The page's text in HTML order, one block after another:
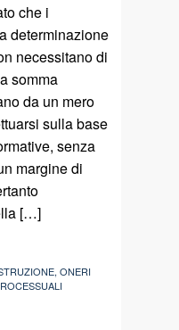
che i
determinazione
necessitano di
somma
da un mero
sulla base
senza
margine di
[…]
, ONERI